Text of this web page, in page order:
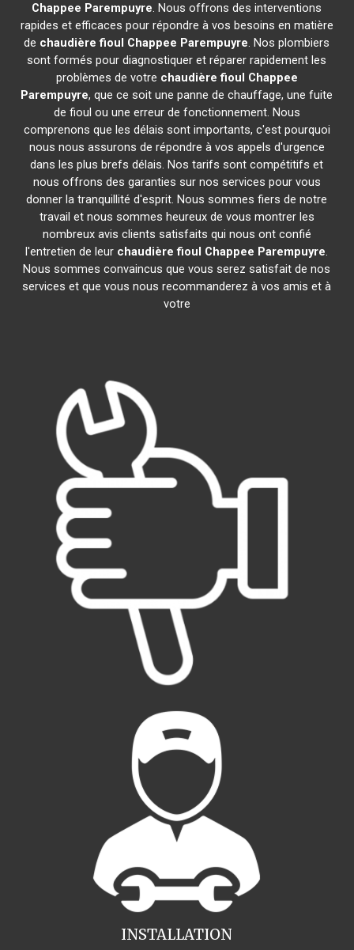
Chappee Parempuyre. Nous offrons des interventions
rapides et efficaces pour répondre à vos besoins en matière
de chaudière fioul Chappee Parempuyre. Nos plombiers
sont formés pour diagnostiquer et réparer rapidement les
problèmes de votre chaudière fioul Chappee
Parempuyre, que ce soit une panne de chauffage, une fuite
de fioul ou une erreur de fonctionnement. Nous
comprenons que les délais sont importants, c'est pourquoi
nous nous assurons de répondre à vos appels d'urgence
dans les plus brefs délais. Nos tarifs sont compétitifs et
nous offrons des garanties sur nos services pour vous
donner la tranquillité d'esprit. Nous sommes fiers de notre
travail et nous sommes heureux de vous montrer les
nombreux avis clients satisfaits qui nous ont confié
l'entretien de leur chaudière fioul Chappee Parempuyre.
Nous sommes convaincus que vous serez satisfait de nos
services et que vous nous recommanderez à vos amis et à
votre
INSTALLATION